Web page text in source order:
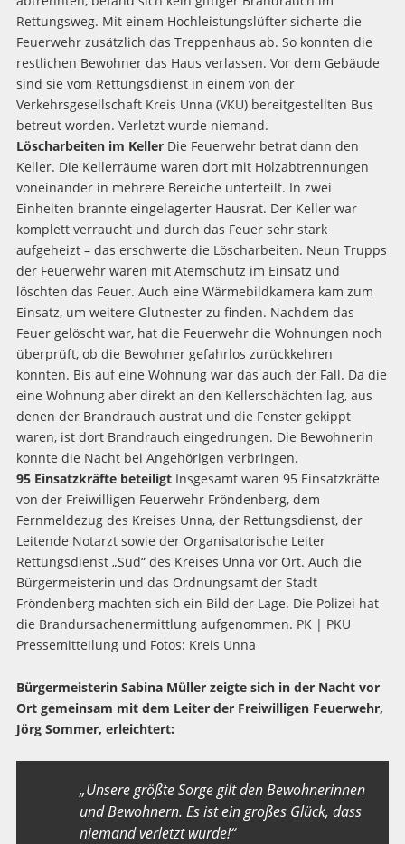
Rettungsweg. Mit einem Hochleistungslüfter sicherte die
Feuerwehr zusätzlich das Treppenhaus ab. So konnten die
restlichen Bewohner das Haus verlassen. Vor dem Gebäude
sind sie vom Rettungsdienst in einem von der
Verkehrsgesellschaft Kreis Unna (VKU) bereitgestellten Bus
betreut worden. Verletzt wurde niemand.
Löscharbeiten im KellerDie Feuerwehr betrat dann den
Keller. Die Kellerräume waren dort mit Holzabtrennungen
voneinander in mehrere Bereiche unterteilt. In zwei
Einheiten brannte eingelagerter Hausrat. Der Keller war
komplett verraucht und durch das Feuer sehr stark
aufgeheizt – das erschwerte die Löscharbeiten. Neun Trupps
der Feuerwehr waren mit Atemschutz im Einsatz und
löschten das Feuer. Auch eine Wärmebildkamera kam zum
Einsatz, um weitere Glutnester zu finden. Nachdem das
Feuer gelöscht war, hat die Feuerwehr die Wohnungen noch
überprüft, ob die Bewohner gefahrlos zurückkehren
konnten. Bis auf eine Wohnung war das auch der Fall. Da die
eine Wohnung aber direkt an den Kellerschächten lag, aus
denen der Brandrauch austrat und die Fenster gekippt
waren, ist dort Brandrauch eingedrungen. Die Bewohnerin
konnte die Nacht bei Angehörigen verbringen.
95 Einsatzkräfte beteiligtInsgesamt waren 95 Einsatzkräfte
von der Freiwilligen Feuerwehr Fröndenberg, dem
Fernmeldezug des Kreises Unna, der Rettungsdienst, der
Leitende Notarzt sowie der Organisatorische Leiter
Rettungsdienst „Süd“ des Kreises Unna vor Ort. Auch die
Bürgermeisterin und das Ordnungsamt der Stadt
Fröndenberg machten sich ein Bild der Lage. Die Polizei hat
die Brandursachenermittlung aufgenommen. PK | PKU
Pressemitteilung und Fotos: Kreis Unna
Bürgermeisterin Sabina Müller zeigte sich in der Nacht vor
Ort gemeinsam mit dem Leiter der Freiwilligen Feuerwehr,
Jörg Sommer, erleichtert:
„Unsere größte Sorge gilt den Bewohnerinnen
und Bewohnern. Es ist ein großes Glück, dass
niemand verletzt wurde!“